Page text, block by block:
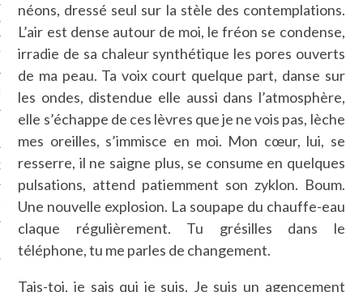
EN VOD
néons, dressé seul sur la stèle des contemplations.
L’air est dense autour de moi, le fréon se condense,
irradie de sa chaleur synthétique les pores ouverts
de ma peau. Ta voix court quelque part, danse sur
les ondes, distendue elle aussi dans l’atmosphère,
elle s’échappe de ces lèvres que je ne vois pas, lèche
mes oreilles, s’immisce en moi. Mon cœur, lui, se
resserre, il ne saigne plus, se consume en quelques
pulsations, attend patiemment son zyklon. Boum.
Une nouvelle explosion. La soupape du chauffe-eau
claque régulièrement. Tu grésilles dans le
téléphone, tu me parles de changement.
Tais-toi, je sais qui je suis. Je suis un agencement